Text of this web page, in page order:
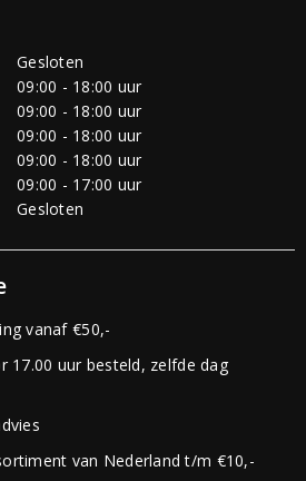
Gesloten
09:00 - 18:00 uur
09:00 - 18:00 uur
09:00 - 18:00 uur
09:00 - 18:00 uur
09:00 - 17:00 uur
Gesloten
vanaf €50,-
17.00 uur besteld, zelfde dag
van Nederland t/m €10,-